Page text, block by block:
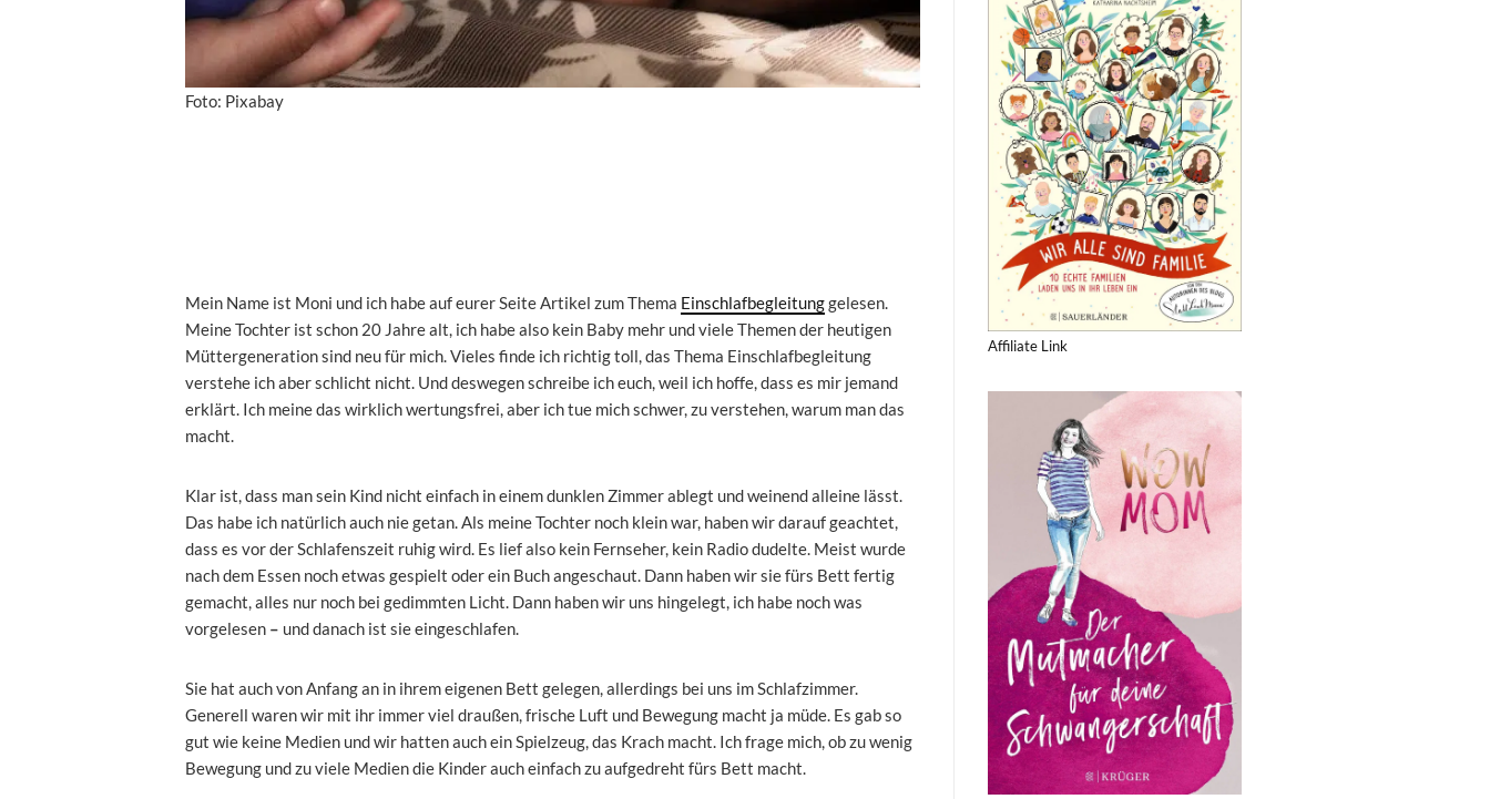
Foto: Pixabay
Mein Name ist Moni und ich habe auf eurer Seite Artikel zum Thema Einschlafbegleitunggelesen.
Meine Tochter ist schon 20 Jahre alt, ich habe also kein Baby mehr und viele Themen der heutigen
Müttergeneration sind neu für mich. Vieles finde ich richtig toll, das Thema Einschlafbegleitung
verstehe ich aber schlicht nicht. Und deswegen schreibe ich euch, weil ich hoffe, dass es mir jemand
erklärt. Ich meine das wirklich wertungsfrei, aber ich tue mich schwer, zu verstehen, warum man das
macht.
Klar ist, dass man sein Kind nicht einfach in einem dunklen Zimmer ablegt und weinend alleine lässt.
Das habe ich natürlich auch nie getan. Als meine Tochter noch klein war, haben wir darauf geachtet,
dass es vor der Schlafenszeit ruhig wird. Es lief also kein Fernseher, kein Radio dudelte. Meist wurde
nach dem Essen noch etwas gespielt oder ein Buch angeschaut. Dann haben wir sie fürs Bett fertig
gemacht, alles nur noch bei gedimmten Licht. Dann haben wir uns hingelegt, ich habe noch was
vorgelesen – und danach ist sie eingeschlafen.
Sie hat auch von Anfang an in ihrem eigenen Bett gelegen, allerdings bei uns im Schlafzimmer.
Generell waren wir mit ihr immer viel draußen, frische Luft und Bewegung macht ja müde. Es gab so
gut wie keine Medien und wir hatten auch ein Spielzeug, das Krach macht. Ich frage mich, ob zu wenig
Bewegung und zu viele Medien die Kinder auch einfach zu aufgedreht fürs Bett macht.
Affiliate Link